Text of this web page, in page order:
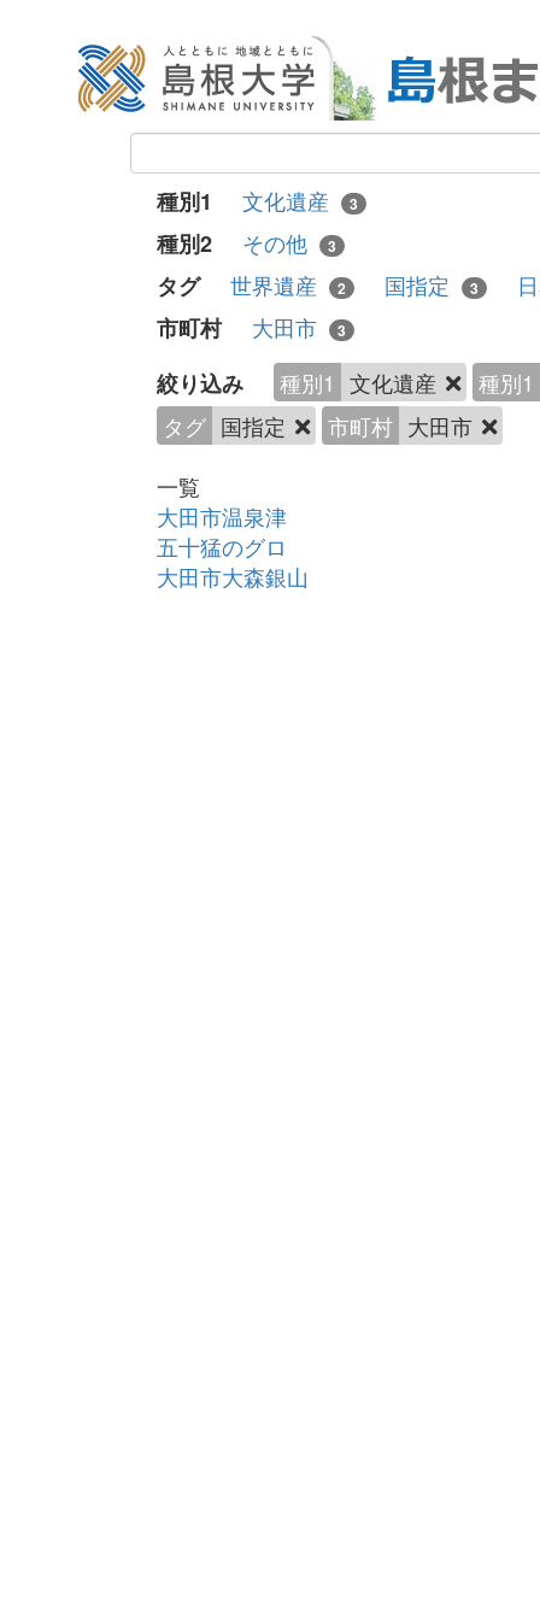
種別1 文化遺産 3
種別2 その他 3
タグ 世界遺産 2 国指定 3
市町村
大田市 3
絞り込み 種別1 文化遺産
種別1
タグ 国指定 市町村 大田市
一覧
大田市温泉津
五十猛のグロ
大田市大森銀山